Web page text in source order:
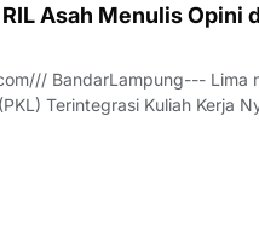
Asah Menulis Opini
BandarLampung--- Lima
Terintegrasi Kuliah Kerja
(RIL) mengikuti pelatihan